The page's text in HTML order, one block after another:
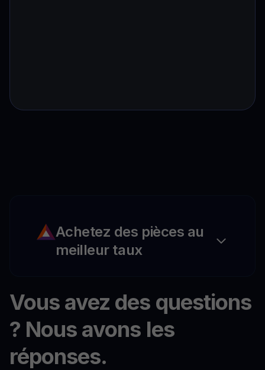
Achetez des pièces au
meilleur taux
Vous avez des questions
? Nous avons les
réponses.